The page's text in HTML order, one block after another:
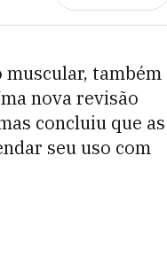
também
nova revisão
concluiu que as
seu uso com